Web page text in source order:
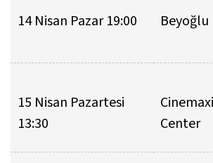
14 Nisan Pazar 19:00 Beyoğlu
15 Nisan Pazartesi
13:30
Center